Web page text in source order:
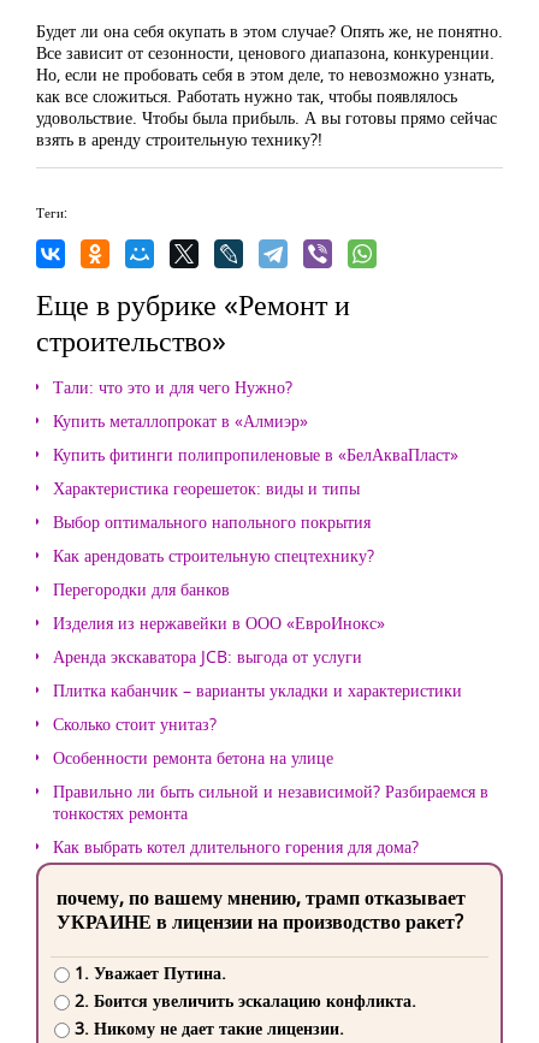
Будет ли она себя окупать в этом случае? Опять же, не понятно.
Все зависит от сезонности, ценового диапазона, конкуренции.
Но, если не пробовать себя в этом деле, то невозможно узнать,
как все сложиться. Работать нужно так, чтобы появлялось
удовольствие. Чтобы была прибыль. А вы готовы прямо сейчас
взять в аренду строительную технику?!
Теги:
Еще в рубрике «Ремонт и
строительство»
Тали: что это и для чего Нужно?
Купить металлопрокат в «Алмиэр»
Купить фитинги полипропиленовые в «БелАкваПласт»
Характеристика георешеток: виды и типы
Выбор оптимального напольного покрытия
Как арендовать строительную спецтехнику?
Перегородки для банков
Изделия из нержавейки в ООО «ЕвроИнокс»
Аренда экскаватора JCB: выгода от услуги
Плитка кабанчик – варианты укладки и характеристики
Сколько стоит унитаз?
Особенности ремонта бетона на улице
Правильно ли быть сильной и независимой? Разбираемся в
тонкостях ремонта
Как выбрать котел длительного горения для дома?
почему, по вашему мнению, трамп отказывает
УКРАИНЕ в лицензии на производство ракет?
1. Уважает Путина.
2. Боится увеличить эскалацию конфликта.
3. Никому не дает такие лицензии.